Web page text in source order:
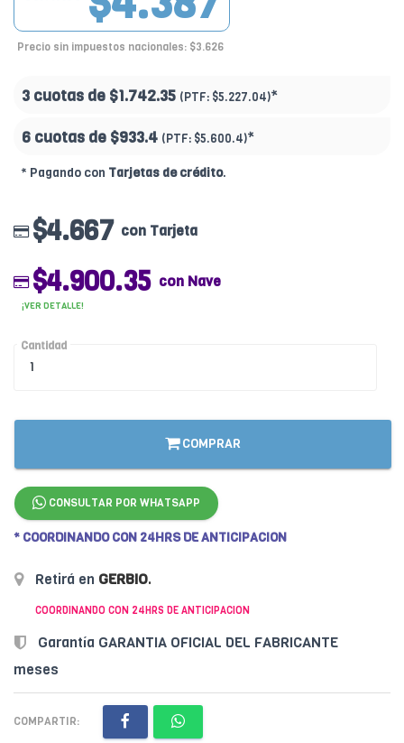
Precio sin impuestos nacionales: $3.626
3 cuotas de $1.742.35 (PTF: $5.227.04)*
6 cuotas de $933.4 (PTF: $5.600.4)*
* Pagando con Tarjetas de crédito.
$4.667 con Tarjeta
$4.900.35 con Nave
¡VER DETALLE!
Cantidad
COMPRAR
CONSULTAR POR WHATSAPP
* COORDINANDO CON 24HRS DE ANTICIPACION
Retirá en GERBIO.
COORDINANDO CON 24HRS DE ANTICIPACION
Garantía GARANTIA OFICIAL DEL FABRICANTE
meses
COMPARTIR: